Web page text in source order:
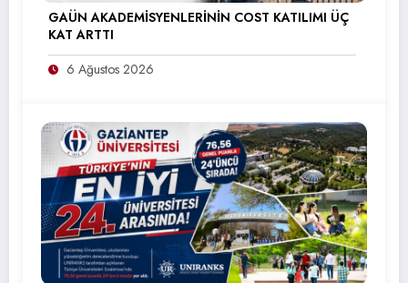
GAÜN AKADEMİSYENLERİNİN COST KATILIMI ÜÇ
KAT ARTTI
6 Ağustos 2026